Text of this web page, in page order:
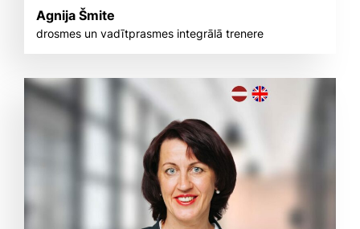
Agnija Šmite
drosmes un vadītprasmes integrālā trenere